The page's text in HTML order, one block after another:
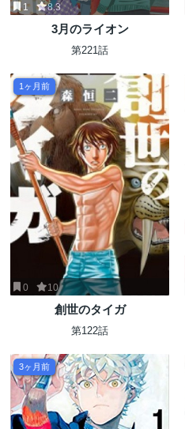
1 8.3
3月のライオン
第221話
1ヶ月前
0 10
創世のタイガ
第122話
3ヶ月前